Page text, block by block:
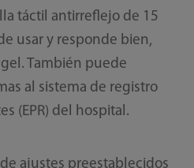
táctil antirreflejo de 15
usar y responde bien,
También puede
al sistema de registro
(EPR) del hospital.
ajustes preestablecidos